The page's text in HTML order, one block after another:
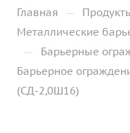
Главная —
Металлические
— Барьерные
Барьерное
(СД-2,0Ш16)